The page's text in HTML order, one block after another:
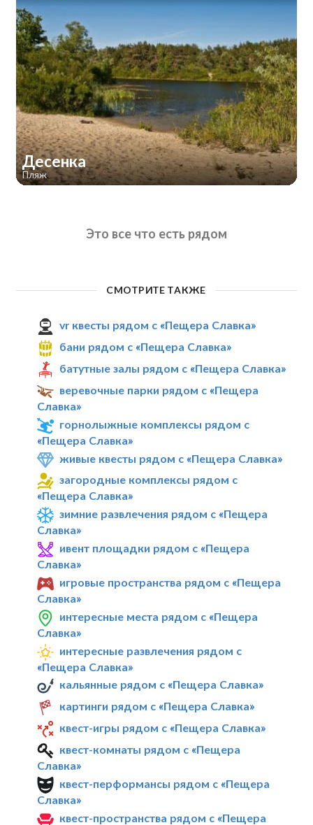
Десенка
Пляж
Это все что есть рядом
СМОТРИТЕ ТАКЖЕ
vr квесты рядом с «Пещера Славка»
бани рядом с «Пещера Славка»
батутные залы рядом с «Пещера Славка»
веревочные парки рядом с «Пещера
Славка»
горнолыжные комплексы рядом с
«Пещера Славка»
живые квесты рядом с «Пещера Славка»
загородные комплексы рядом с
«Пещера Славка»
зимние развлечения рядом с «Пещера
Славка»
ивент площадки рядом с «Пещера
Славка»
игровые пространства рядом с «Пещера
Славка»
интересные места рядом с «Пещера
Славка»
интересные развлечения рядом с
«Пещера Славка»
кальянные рядом с «Пещера Славка»
картинги рядом с «Пещера Славка»
квест-игры рядом с «Пещера Славка»
квест-комнаты рядом с «Пещера
Славка»
квест-перформансы рядом с «Пещера
Славка»
квест-пространства рядом с «Пещера